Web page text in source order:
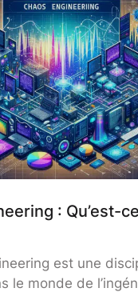
: Qu’est-
est une
le monde de